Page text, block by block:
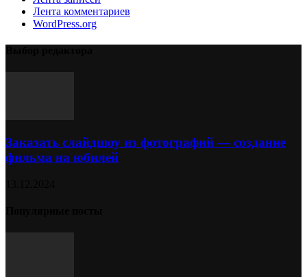
Лента комментариев
WordPress.org
Заказать слайдшоу из фотографий — создание
фильма на юбилей